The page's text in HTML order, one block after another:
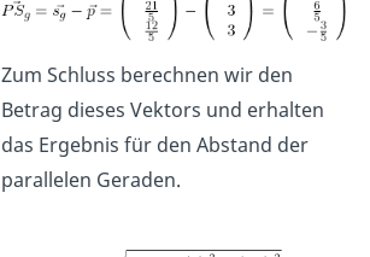
Zum Schluss berechnen wir den
Betrag dieses Vektors und erhalten
das Ergebnis für den Abstand der
parallelen Geraden.